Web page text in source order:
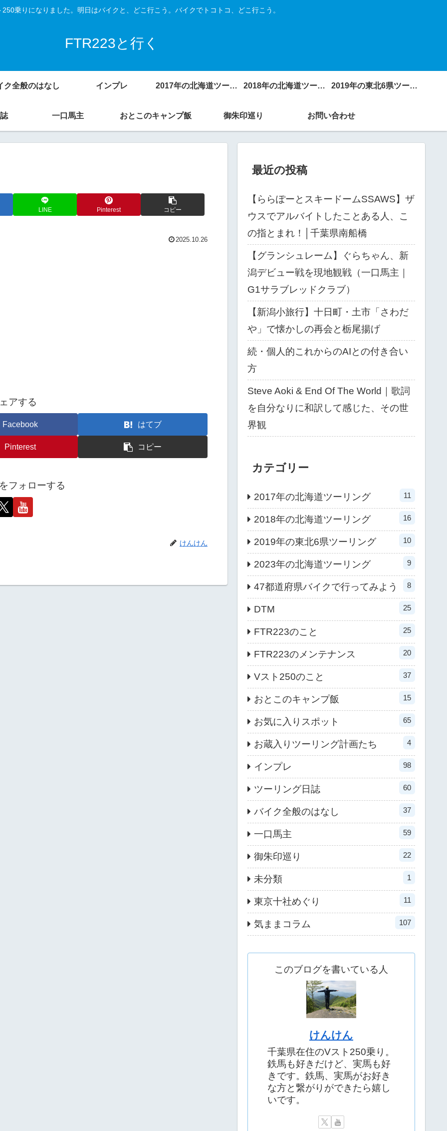
乗りになりました。明日はバイクと、どこ行こう。バイクでトコトコ、どこ行こう。
FTR223と行く
ク全般のはなし インプレ 2017年の北海道ツーリング 2018年の北海道ツーリング 2019年の東北6県ツーリング
一口馬主 おとこのキャンプ飯 御朱印巡り お問い合わせ
LINE Pinterest コピー
2025.10.26
アする
Facebook はてブ
Pinterest コピー
フォローする
けんけん
最近の投稿
【ららぽーとスキードームSSAWS】ザ
ウスでアルバイトしたことある人、こ
の指とまれ！│千葉県南船橋
【グランシュレーム】ぐらちゃん、新
潟デビュー戦を現地観戦（一口馬主｜
G1サラブレッドクラブ）
【新潟小旅行】十日町・土市「さわだ
や」で懐かしの再会と栃尾揚げ
続・個人的これからのAIとの付き合い
方
Steve Aoki & End Of The World｜歌詞
を自分なりに和訳して感じた、その世
界観
カテゴリー
2017年の北海道ツーリング 11
2018年の北海道ツーリング 16
2019年の東北6県ツーリング 10
2023年の北海道ツーリング 9
47都道府県バイクで行ってみよう 8
DTM 25
FTR223のこと 25
FTR223のメンテナンス 20
Vスト250のこと 37
おとこのキャンプ飯 15
お気に入りスポット 65
お蔵入りツーリング計画たち 4
インプレ 98
ツーリング日誌 60
バイク全般のはなし 37
一口馬主 59
御朱印巡り 22
未分類 1
東京十社めぐり 11
気ままコラム 107
このブログを書いている人
けんけん
千葉県在住のVスト250乗り。
鉄馬も好きだけど、実馬も好
きです。鉄馬、実馬がお好き
な方と繋がりができたら嬉し
いです。